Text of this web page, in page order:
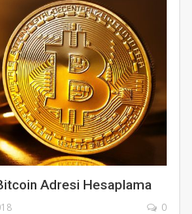
Adresi Hesaplama
0